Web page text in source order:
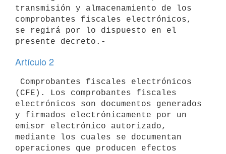
transmisión y almacenamiento de los
comprobantes fiscales electrónicos,
se regirá por lo dispuesto en el
Artículo 2
(CFE). Los comprobantes fiscales
electrónicos son documentos generados
y firmados electrónicamente por un
emisor electrónico autorizado,
mediante los cuales se documentan
operaciones que producen efectos